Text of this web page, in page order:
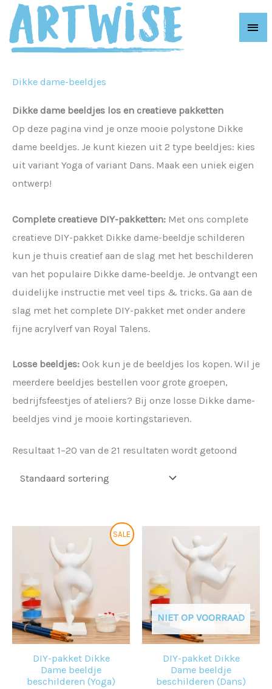
naar
de
Dikke dame-beeldjes
Dikke dame beeldjes los en creatieve pakketten
Op deze pagina vind je onze mooie polystone Dikke
dame beeldjes. Je kunt kiezen uit 2 type beeldjes: kies
uit variant Yoga of variant Dans. Maak een uniek eigen
ontwerp!
Complete creatieve DIY-pakketten: Met ons complete
creatieve DIY-pakket Dikke dame-beeldje schilderen
kun je thuis creatief aan de slag met het beschilderen
van het populaire Dikke dame-beeldje. Je ontvangt een
duidelijke instructie met veel tips & tricks. Ga aan de
slag met het complete DIY-pakket met onder andere
fijne acrylverf van Royal Talens.
Losse beeldjes: Ook kun je de beeldjes los kopen. Wil je
meerdere beeldjes bestellen voor grote groepen,
bedrijfsfeestjes of ateliers? Bij onze losse Dikke dame-
beeldjes vind je mooie kortingstarieven.
Resultaat 1–20 van de 21 resultaten wordt getoond
SALE
DIY-pakket Dikke
Dame beeldje
beschilderen (Yoga)
Oorspronkelijke
was:
€29,95.
Huidige
prijs
NIET OP VOORRAAD
DIY-pakket Dikke
Dame beeldje
beschilderen (Dans)